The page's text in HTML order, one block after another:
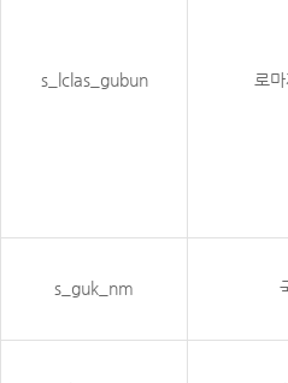
s_lclas_gubun 로
s_guk_nm